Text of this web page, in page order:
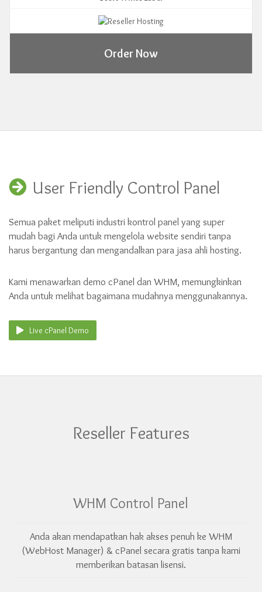
Order Now
User Friendly Control Panel
Semua paket meliputi industri kontrol panel yang super
mudah bagi Anda untuk mengelola website sendiri tanpa
harus bergantung dan mengandalkan para jasa ahli hosting.
Kami menawarkan demo cPanel dan WHM, memungkinkan
Anda untuk melihat bagaimana mudahnya menggunakannya.
Live cPanel Demo
Reseller Features
WHM Control Panel
Anda akan mendapatkan hak akses penuh ke WHM
(WebHost Manager) & cPanel secara gratis tanpa kami
memberikan batasan lisensi.